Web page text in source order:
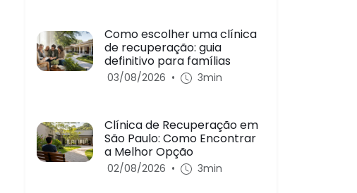
Como escolher uma clínica
de recuperação: guia
definitivo para famílias
03/08/2026 • 3min
Clínica de Recuperação em
São Paulo: Como Encontrar
a Melhor Opção
02/08/2026 • 3min